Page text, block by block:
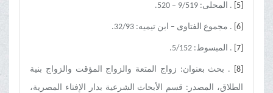
[5] . المحلی: 9/519 – 520.
[6] . مجموع الفتاوی – ابن تیمیه: 32/93.
[7] . المبسوط: 5/152.
[8]
. بحث بعنوان: زواج المتعة والزواج المؤقت والزواج بنیة
الطلاق، المصدر: قسم الأبحاث الشرعیة بدار الإفتاء المصریة،